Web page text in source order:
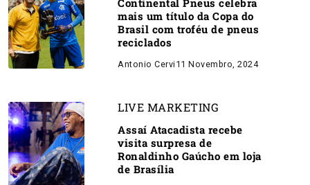
Continental Pneus celebra
mais um título da Copa do
Brasil com troféu de pneus
reciclados
Antonio Cervi 11 Novembro, 2024
LIVE MARKETING
Assaí Atacadista recebe
visita surpresa de
Ronaldinho Gaúcho em loja
de Brasília